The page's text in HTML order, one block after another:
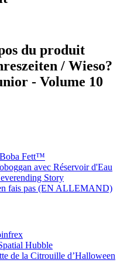
du produit
/ Wieso?
- Volume 10
Fett™
avec Réservoir d'Eau
Story
fais pas (EN ALLEMAND)
Hubble
de la Citrouille d’Halloween